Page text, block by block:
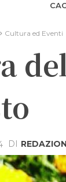
Cultura ed Eventi
DI